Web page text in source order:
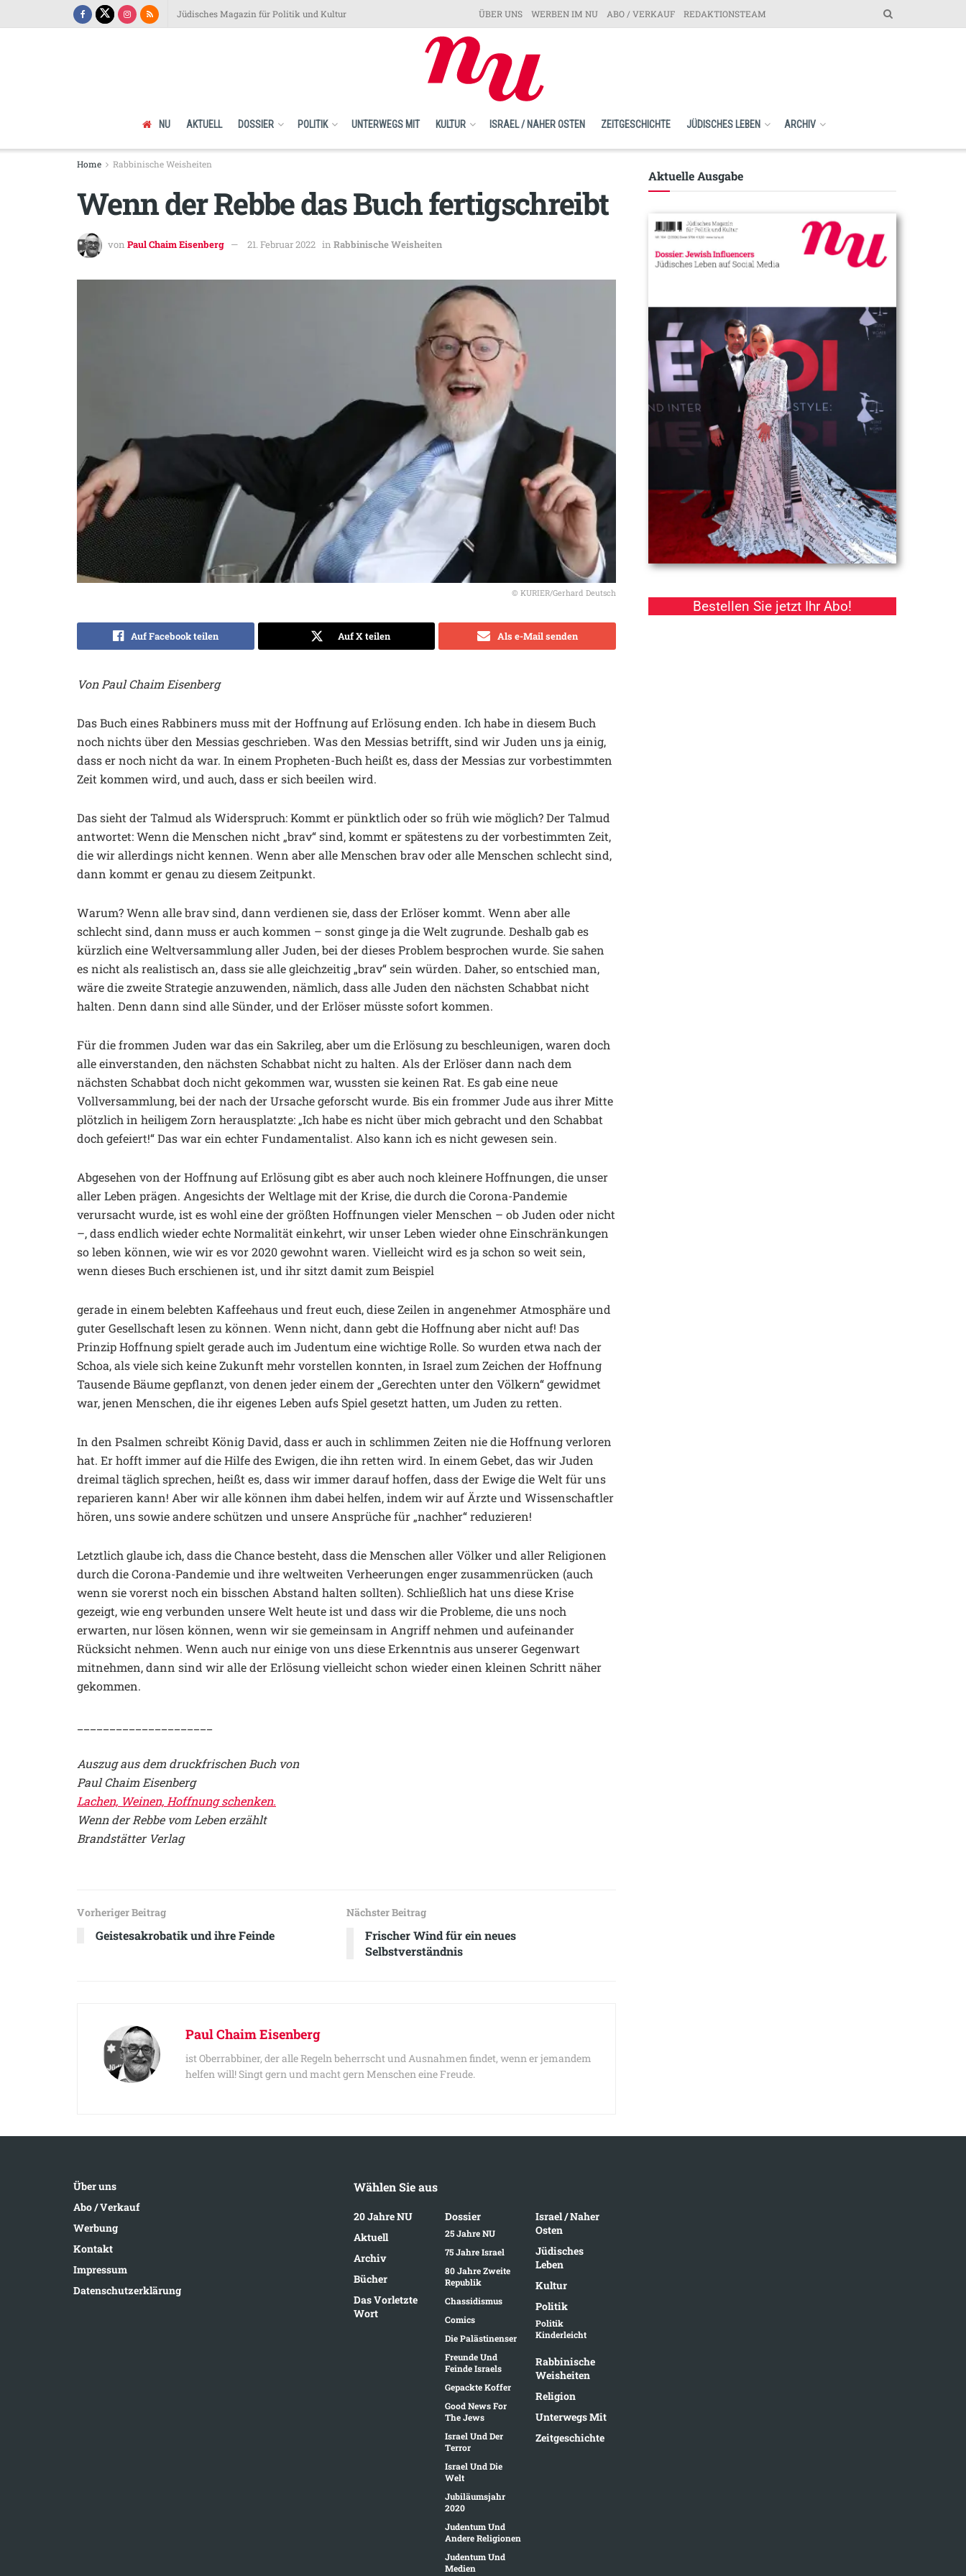
Jüdisches Magazin für Politik und Kultur ÜBER UNS WERBEN IM NU ABO / VERKAUF REDAKTIONSTEAM
NU AKTUELL DOSSIER POLITIK UNTERWEGS MIT KULTUR ISRAEL / NAHER OSTEN ZEITGESCHICHTE JÜDISCHES LEBEN ARCHIV
Home Rabbinische Weisheiten
Wenn der Rebbe das Buch fertigschreibt
von Paul Chaim Eisenberg 21. Februar 2022 in Rabbinische Weisheiten
© KURIER/Gerhard Deutsch
Auf Facebook teilen Auf X teilen Als e-Mail senden
Von Paul Chaim Eisenberg
Das Buch eines Rabbiners muss mit der Hoffnung auf Erlösung enden. Ich habe in diesem Buch
noch nichts über den Messias geschrieben. Was den Messias betrifft, sind wir Juden uns ja einig,
dass er noch nicht da war. In einem Propheten-Buch heißt es, dass der Messias zur vorbestimmten
Zeit kommen wird, und auch, dass er sich beeilen wird.
Das sieht der Talmud als Widerspruch: Kommt er pünktlich oder so früh wie möglich? Der Talmud
antwortet: Wenn die Menschen nicht „brav“ sind, kommt er spätestens zu der vorbestimmten Zeit,
die wir allerdings nicht kennen. Wenn aber alle Menschen brav oder alle Menschen schlecht sind,
dann kommt er genau zu diesem Zeitpunkt.
Warum? Wenn alle brav sind, dann verdienen sie, dass der Erlöser kommt. Wenn aber alle
schlecht sind, dann muss er auch kommen – sonst ginge ja die Welt zugrunde. Deshalb gab es
kürzlich eine Weltversammlung aller Juden, bei der dieses Problem besprochen wurde. Sie sahen
es nicht als realistisch an, dass sie alle gleichzeitig „brav“ sein würden. Daher, so entschied man,
wäre die zweite Strategie anzuwenden, nämlich, dass alle Juden den nächsten Schabbat nicht
halten. Denn dann sind alle Sünder, und der Erlöser müsste sofort kommen.
Für die frommen Juden war das ein Sakrileg, aber um die Erlösung zu beschleunigen, waren doch
alle einverstanden, den nächsten Schabbat nicht zu halten. Als der Erlöser dann nach dem
nächsten Schabbat doch nicht gekommen war, wussten sie keinen Rat. Es gab eine neue
Vollversammlung, bei der nach der Ursache geforscht wurde. Bis ein frommer Jude aus ihrer Mitte
plötzlich in heiligem Zorn herausplatzte: „Ich habe es nicht über mich gebracht und den Schabbat
doch gefeiert!“ Das war ein echter Fundamentalist. Also kann ich es nicht gewesen sein.
Abgesehen von der Hoffnung auf Erlösung gibt es aber auch noch kleinere Hoffnungen, die unser
aller Leben prägen. Angesichts der Weltlage mit der Krise, die durch die Corona-Pandemie
verursacht wurde, ist es wohl eine der größten Hoffnungen vieler Menschen – ob Juden oder nicht
–, dass endlich wieder echte Normalität einkehrt, wir unser Leben wieder ohne Einschränkungen
so leben können, wie wir es vor 2020 gewohnt waren. Vielleicht wird es ja schon so weit sein,
wenn dieses Buch erschienen ist, und ihr sitzt damit zum Beispiel
gerade in einem belebten Kaffeehaus und freut euch, diese Zeilen in angenehmer Atmosphäre und
guter Gesellschaft lesen zu können. Wenn nicht, dann gebt die Hoffnung aber nicht auf! Das
Prinzip Hoffnung spielt gerade auch im Judentum eine wichtige Rolle. So wurden etwa nach der
Schoa, als viele sich keine Zukunft mehr vorstellen konnten, in Israel zum Zeichen der Hoffnung
Tausende Bäume gepflanzt, von denen jeder einem der „Gerechten unter den Völkern“ gewidmet
war, jenen Menschen, die ihr eigenes Leben aufs Spiel gesetzt hatten, um Juden zu retten.
In den Psalmen schreibt König David, dass er auch in schlimmen Zeiten nie die Hoffnung verloren
hat. Er hofft immer auf die Hilfe des Ewigen, die ihn retten wird. In einem Gebet, das wir Juden
dreimal täglich sprechen, heißt es, dass wir immer darauf hoffen, dass der Ewige die Welt für uns
reparieren kann! Aber wir alle können ihm dabei helfen, indem wir auf Ärzte und Wissenschaftler
hören, uns sowie andere schützen und unsere Ansprüche für „nachher“ reduzieren!
Letztlich glaube ich, dass die Chance besteht, dass die Menschen aller Völker und aller Religionen
durch die Corona-Pandemie und ihre weltweiten Verheerungen enger zusammenrücken (auch
wenn sie vorerst noch ein bisschen Abstand halten sollten). Schließlich hat uns diese Krise
gezeigt, wie eng verbunden unsere Welt heute ist und dass wir die Probleme, die uns noch
erwarten, nur lösen können, wenn wir sie gemeinsam in Angriff nehmen und aufeinander
Rücksicht nehmen. Wenn auch nur einige von uns diese Erkenntnis aus unserer Gegenwart
mitnehmen, dann sind wir alle der Erlösung vielleicht schon wieder einen kleinen Schritt näher
gekommen.
Auszug aus dem druckfrischen Buch von
Paul Chaim Eisenberg
Lachen, Weinen, Hoffnung schenken.
Wenn der Rebbe vom Leben erzählt
Brandstätter Verlag
Vorheriger Beitrag
Geistesakrobatik und ihre Feinde
Nächster Beitrag
Frischer Wind für ein neues
Selbstverständnis
Paul Chaim Eisenberg
ist Oberrabbiner, der alle Regeln beherrscht und Ausnahmen findet, wenn er jemandem
helfen will! Singt gern und macht gern Menschen eine Freude.
Aktuelle Ausgabe​
Bestellen Sie jetzt Ihr Abo!
Über uns
Abo / Verkauf
Werbung
Kontakt
Impressum
Datenschutzerklärung
Wählen Sie aus
20 Jahre NU
Aktuell
Archiv
Bücher
Das Vorletzte
Wort
Dossier
25 Jahre NU
75 Jahre Israel
80 Jahre Zweite
Republik
Chassidismus
Comics
Die Palästinenser
Freunde Und
Feinde Israels
Gepackte Koffer
Good News For
The Jews
Israel Und Der
Terror
Israel Und Die
Welt
Jubiläumsjahr
2020
Judentum Und
Andere Religionen
Judentum Und
Medien
Israel / Naher
Osten
Jüdisches
Leben
Kultur
Politik
Politik
Kinderleicht
Rabbinische
Weisheiten
Religion
Unterwegs Mit
Zeitgeschichte